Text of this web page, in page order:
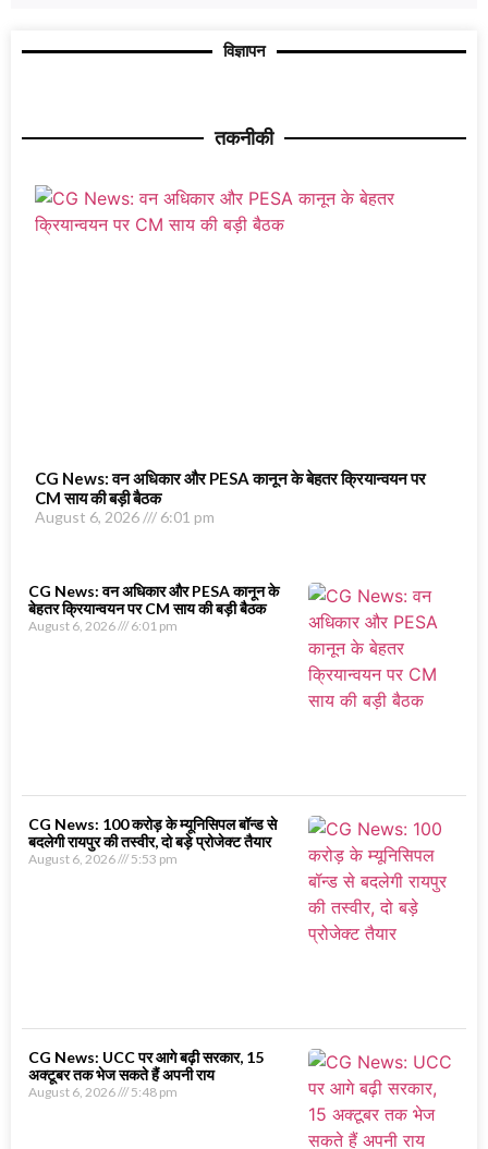
विज्ञापन
तकनीकी
CG News: वन अधिकार और PESA कानून के बेहतर क्रियान्वयन पर
CM साय की बड़ी बैठक
August 6, 2026 6:01 pm
CG News: वन अधिकार और PESA कानून के
बेहतर क्रियान्वयन पर CM साय की बड़ी बैठक
August 6, 2026 6:01 pm
CG News: 100 करोड़ के म्यूनिसिपल बॉन्ड से
बदलेगी रायपुर की तस्वीर, दो बड़े प्रोजेक्ट तैयार
August 6, 2026 5:53 pm
CG News: UCC पर आगे बढ़ी सरकार, 15
अक्टूबर तक भेज सकते हैं अपनी राय
August 6, 2026 5:48 pm